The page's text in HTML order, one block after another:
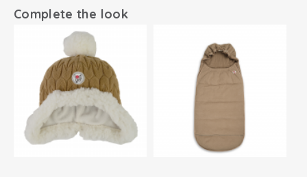
cestách. Doma ji můžete používat jako pohodlný overal,
venku pak jako hřejivou svrchní vrstvu. Vaše dítě tak bude v
kočárku nebo nosítku v krásném teple. Pro extra teplo ji
můžete zkombinovat se zavinovačkou Wrapper a vytvořit tak
dokonale příjemné a útulné místečko pro vaše miminko.
Pohodlná a teplotu regulující kapuce
Complete the look